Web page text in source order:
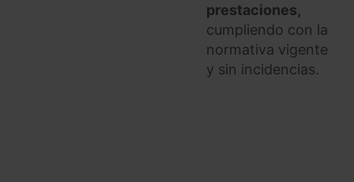
prestaciones,
cumpliendo con la
normativa vigente
y sin incidencias.